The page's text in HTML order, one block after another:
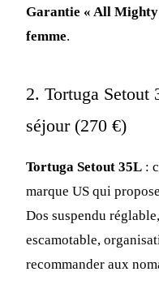
Garantie « All Mighty
femme.
2. Tortuga
séjour (270 €)
Tortuga Setout 35L :
marque US qui
Dos suspendu
escamotable,
recommander aux